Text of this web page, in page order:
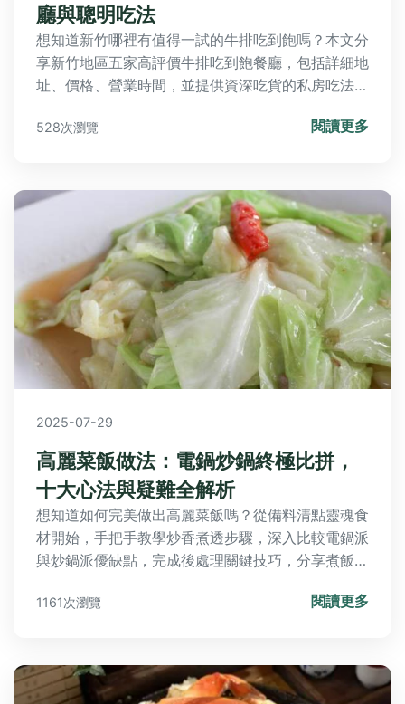
廳與聰明吃法
想知道新竹哪裡有值得一試的牛排吃到飽嗎？本文分
享新竹地區五家高評價牛排吃到飽餐廳，包括詳細地
址、價格、營業時間，並提供資深吃貨的私房吃法，
528次瀏覽 閱讀更多
2025-07-29
高麗菜飯做法：電鍋炒鍋終極比拼，
十大心法與疑難全解析
想知道如何完美做出高麗菜飯嗎？從備料清點靈魂食
材開始，手把手教學炒香煮透步驟，深入比較電鍋派
與炒鍋派優缺點，完成後處理關鍵技巧，分享煮飯十
業訣竅！
1161次瀏覽 閱讀更多